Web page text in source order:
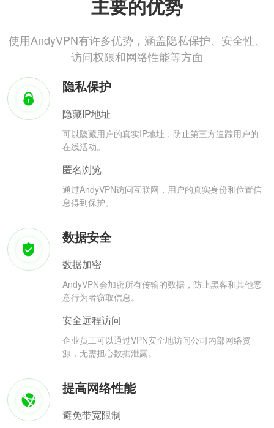
主要的优势
使用AndyVPN有许多优势，涵盖隐私保护、安全性、
访问权限和网络性能等方面
隐私保护
隐藏IP地址
可以隐藏用户的真实IP地址，防止第三方追踪用户的
在线活动。
匿名浏览
通过AndyVPN访问互联网，用户的真实身份和位置信
息得到保护。
数据安全
数据加密
AndyVPN会加密所有传输的数据，防止黑客和其他恶
意行为者窃取信息。
安全远程访问
企业员工可以通过VPN安全地访问公司内部网络资
源，无需担心数据泄露。
提高网络性能
避免带宽限制